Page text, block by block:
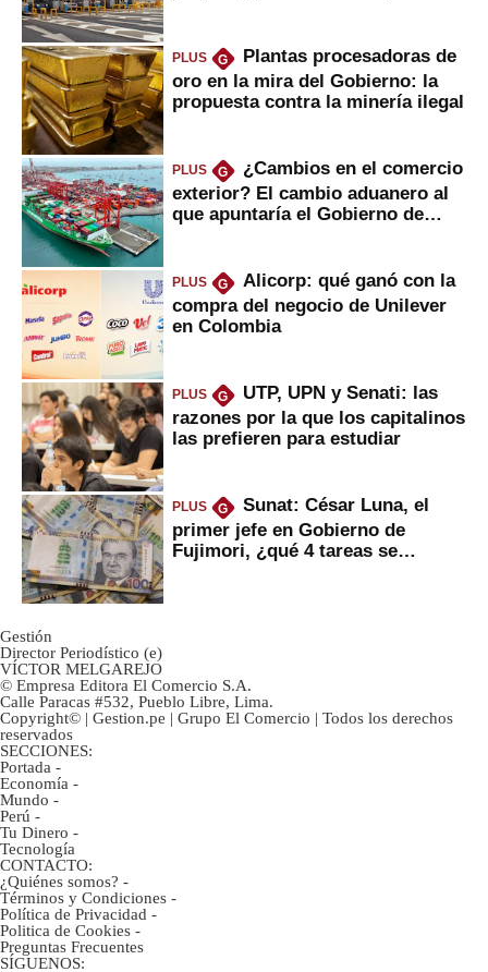
PLUS G
Plantas procesadoras de
oro en la mira del Gobierno: la
propuesta contra la minería ilegal
PLUS G
¿Cambios en el comercio
exterior? El cambio aduanero al
que apuntaría el Gobierno de
PLUS G
Alicorp: qué ganó con la
compra del negocio de Unilever
en Colombia
PLUS G
UTP, UPN y Senati: las
razones por la que los capitalinos
las prefieren para estudiar
PLUS G
Sunat: César Luna, el
primer jefe en Gobierno de
Fujimori, ¿qué 4 tareas se
Gestión
Director Periodístico (e)
VÍCTOR MELGAREJO
© Empresa Editora El Comercio S.A.
Calle Paracas #532, Pueblo Libre, Lima.
Copyright© | Gestion.pe | Grupo El Comercio | Todos los derechos
reservados
SECCIONES:
Portada -
Economía -
Mundo -
Perú -
Tu Dinero -
Tecnología
CONTACTO:
¿Quiénes somos? -
Términos y Condiciones -
Política de Privacidad -
Politica de Cookies -
Preguntas Frecuentes
SÍGUENOS: